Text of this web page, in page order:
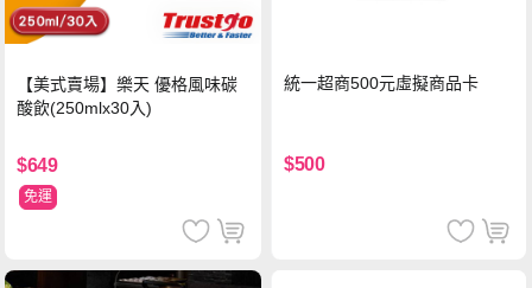
【美式賣場】樂天 優格風味碳
酸飲(250mlx30入)
$649
免運
統一超商500元虛擬商品卡
$500